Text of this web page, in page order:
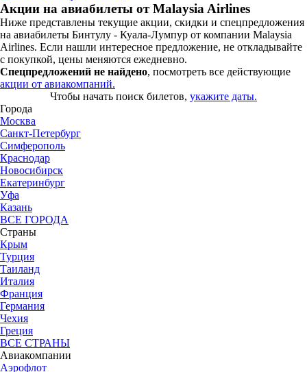
Акции на авиабилеты от Malaysia Airlines
Ниже представлены текущие акции, скидки и спецпредложения
на авиабилеты Бинтулу - Куала-Лумпур от компании Malaysia
Airlines. Если нашли интересное предложение, не откладывайте
с покупкой, цены меняются ежедневно.
Спецпредложений не найдено, посмотреть все действующие
акции от авиакомпаний.
Чтобы начать поиск билетов, укажите даты.
Города
Москва
Санкт-Петербург
Симферополь
Краснодар
Новосибирск
Екатеринбург
Уфа
Казань
ВСЕ ГОРОДА
Страны
Крым
Турция
Таиланд
Италия
Франция
Германия
Чехия
Греция
ВСЕ СТРАНЫ
Авиакомпании
Аэрофлот